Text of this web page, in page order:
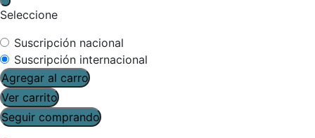
Seleccione
Suscripción nacional
Suscripción internacional
Agregar al carro
Ver carrito
Seguir comprando